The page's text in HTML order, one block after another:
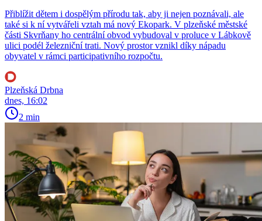
Přiblížit dětem i dospělým přírodu tak, aby ji nejen poznávali, ale
také si k ní vytvářeli vztah má nový Ekopark. V plzeňské městské
části Skvrňany ho centrální obvod vybudoval v proluce v Lábkově
ulici podél železniční trati. Nový prostor vznikl díky nápadu
obyvatel v rámci participativního rozpočtu.
Plzeňská Drbna
dnes, 16:02
2 min